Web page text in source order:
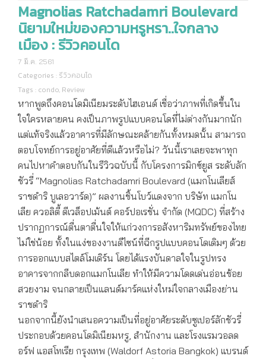
Magnolias Ratchadamri Boulevard
นิยามใหม่ของความหรูหรา..ใจกลาง
เมือง : รีวิวคอนโด
7 มี.ค. 2561
Categories : รีวิวคอนโด
Tags : condo, Review
หากพูดถึงคอนโดมิเนียมระดับไฮเอนด์ เชื่อว่าภาพที่เกิดขึ้นใน
ใจใครหลายคน คงเป็นภาพรูปแบบคอนโดที่ไม่ต่างกันมากนัก
แต่แท้จริงแล้วอาคารที่มีลักษณะคล้ายกันทั้งหมดนั้น สามารถ
ตอบโจทย์การอยู่อาศัยที่ดีแล้วหรือไม่? วันนี้เราเลยจะพาทุก
คนไปหาคำตอบกันในรีวิวฉบับนี้ กับโครงการมิกซ์ยูส ระดับลัก
ชัวรี่ “Magnolias Ratchadamri Boulevard (แมกโนเลียส์
ราชดำริ บูเลอวาร์ด)” ผลงานชิ้นโบว์แดงจาก บริษัท แมกโน
เลีย ควอลิตี้ ดีเวล็อปเม้นต์ คอร์ปอเรชั่น จำกัด (MQDC) ที่สร้าง
ปรากฏการณ์ตื่นตาตื่นใจให้แก่วงการอสังหาริมทรัพย์ของไทย
ไม่ใช่น้อย ทั้งในแง่ของงานดีไซน์ที่ฉีกรูปแบบคอนโดเดิมๆ ด้วย
การออกแบบสไตล์โมเดิร์น โดยได้แรงบันดาลใจในรูปทรง
อาคารจากกลีบดอกแมกโนเลีย ทำให้มีความโดดเด่นอ่อนช้อย
สวยงาม จนกลายเป็นแลนด์มาร์คแห่งใหม่ใจกลางเมืองย่าน
ราชดำริ
นอกจากนี้ยังนำเสนอความเป็นที่อยู่อาศัยระดับซูเปอร์ลักชัวรี่
ประกอบด้วยคอนโดมิเนียมหรู, สำนักงาน และโรงแรมวอลด
อร์ฟ แอสโทเรีย กรุงเทพ (Waldorf Astoria Bangkok) แบรนด์